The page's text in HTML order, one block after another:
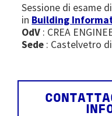
Sessione di esame
in Building
OdV : CREA
Sede : Castelvetro